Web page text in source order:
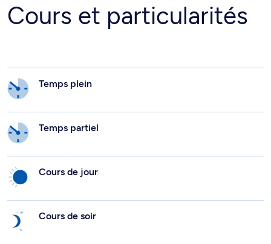
Cours et particularités
Temps plein
Temps partiel
Cours de jour
Cours de soir